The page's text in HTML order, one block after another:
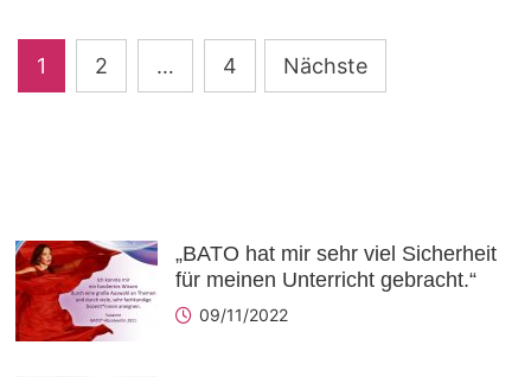
SICHERHEIT
FÜR
MEINEN
UNTERRICHT
Seitennummerierung
der
1 2 … 4 Nächste
„BATO hat mir sehr viel Sicherheit
für meinen Unterricht gebracht.“
09/11/2022